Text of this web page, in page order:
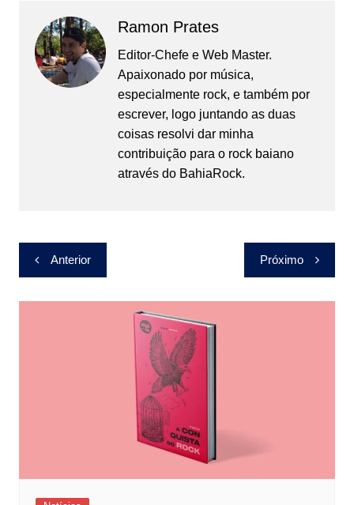
Ramon Prates
Editor-Chefe e Web Master.
Apaixonado por música,
especialmente rock, e também por
escrever, logo juntando as duas
coisas resolvi dar minha
contribuição para o rock baiano
através do BahiaRock.
Navegação
de
Post
Anterior Próximo